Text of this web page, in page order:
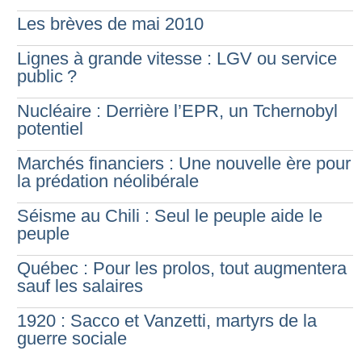
Les brèves de mai 2010
Lignes à grande vitesse : LGV ou service
public ?
Nucléaire : Derrière l’EPR, un Tchernobyl
potentiel
Marchés financiers : Une nouvelle ère pour
la prédation néolibérale
Séisme au Chili : Seul le peuple aide le
peuple
Québec : Pour les prolos, tout augmentera
sauf les salaires
1920 : Sacco et Vanzetti, martyrs de la
guerre sociale